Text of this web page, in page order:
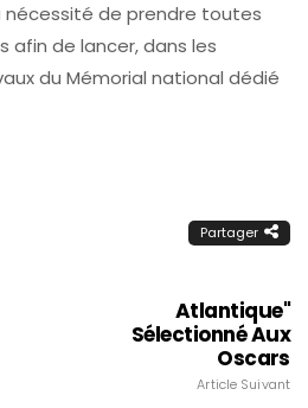
nécessité de prendre toutes
afin de lancer, dans les
du Mémorial national dédié
Partager
Atlantique"
Sélectionné Aux
Oscars
Article Suivant